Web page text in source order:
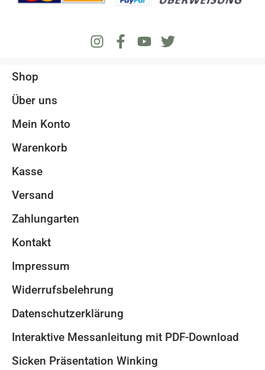
Shop
Über uns
Mein Konto
Warenkorb
Kasse
Versand
Zahlungarten
Kontakt
Impressum
Widerrufsbelehrung
Datenschutzerklärung
Interaktive Messanleitung mit PDF-Download
Sicken Präsentation Winking